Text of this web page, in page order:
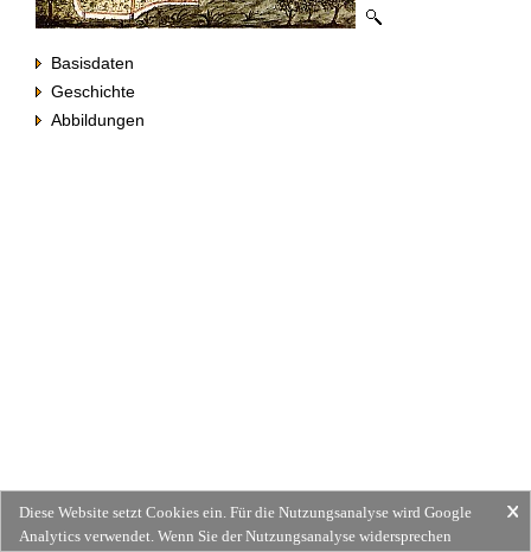
Basisdaten
Geschichte
Abbildungen
Diese Website setzt Cookies ein. Für die Nutzungsanalyse wird Google
Analytics verwendet. Wenn Sie der Nutzungsanalyse widersprechen